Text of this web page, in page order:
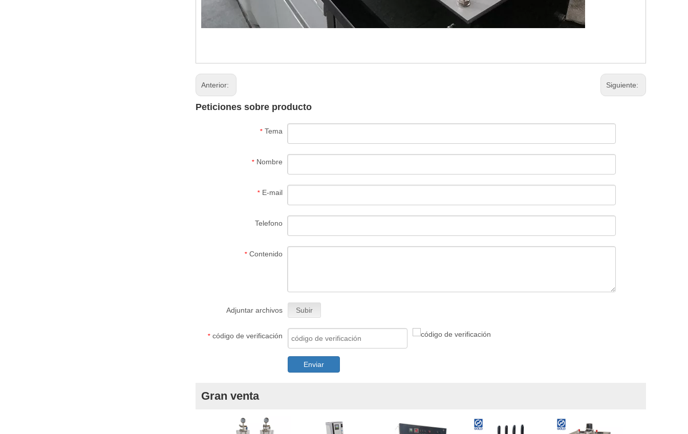
Anterior: Siguiente:
Peticiones sobre producto
* Tema
* Nombre
* E-mail
Telefono
* Contenido
Adjuntar archivos Subir
* código de verificación
Enviar
Gran venta